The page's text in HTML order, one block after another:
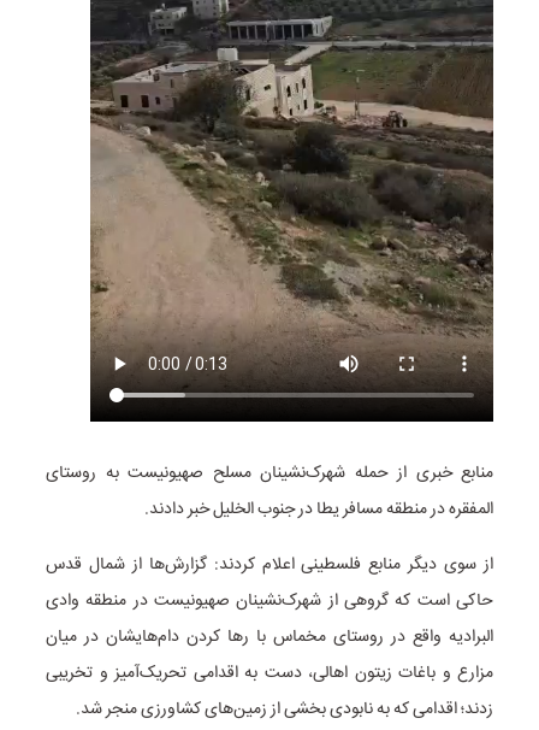
منابع خبری از حمله شهرک‌نشینان مسلح صهیونیست به روستای
المفقره در منطقه مسافر یطا در جنوب الخلیل خبر دادند.
از سوی دیگر منابع فلسطینی اعلام کردند: گزارش‌ها از شمال قدس
حاکی است که گروهی از شهرک‌نشینان صهیونیست در منطقه وادی
البرادیه واقع در روستای مخماس با رها کردن دام‌هایشان در میان
مزارع و باغات زیتون اهالی، دست به اقدامی تحریک‌آمیز و تخریبی
زدند؛ اقدامی که به نابودی بخشی از زمین‌های کشاورزی منجر شد.